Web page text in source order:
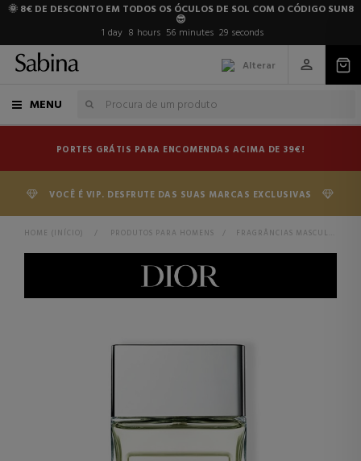
🌞 8€ DE DESCONTO EM TODOS OS ÓCULOS DE SOL COM O CÓDIGO SUN8
😎
1 day 8 hours 56 minutes 28 seconds
Alterar
MENU
PORTES GRÁTIS PARA ENCOMENDAS ACIMA DE 39€!
VOCÊ É VIP. DESFRUTE DAS SUAS MARCAS EXCLUSIVAS
HOME (INÍCIO) > PRODUTOS PARA HOMENS > FRAGRÂNCIAS MASCULINAS